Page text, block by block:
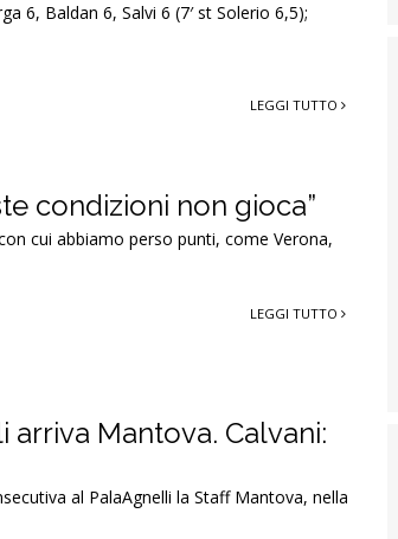
6, Baldan 6, Salvi 6 (7′ st Solerio 6,5);
LEGGI TUTTO
condizioni non gioca”
cui abbiamo perso punti, come Verona,
LEGGI TUTTO
Mantova. Calvani:
al PalaAgnelli la Staff Mantova, nella